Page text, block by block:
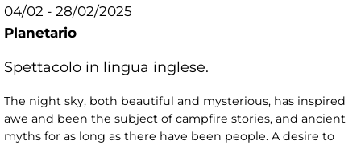
04/02 - 28/02/2025
Planetario
Spettacolo in lingua inglese.
The night sky, both beautiful and mysterious, has inspired
awe and been the subject of campfire stories, and ancient
myths for as long as there have been people. A desire to